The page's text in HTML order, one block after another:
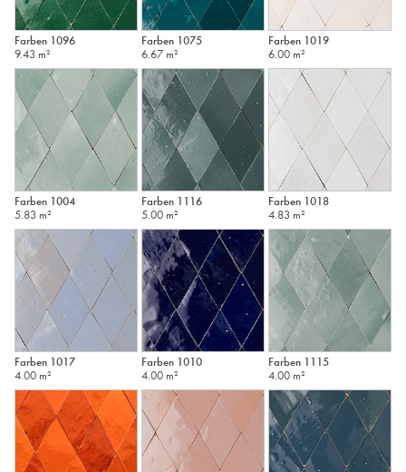
Farben 1096
9.43 m²
Farben 1075
6.67 m²
Farben 1019
6.00 m²
Farben 1004
5.83 m²
Farben 1116
5.00 m²
Farben 1018
4.83 m²
Farben 1017
4.00 m²
Farben 1010
4.00 m²
Farben 1115
4.00 m²